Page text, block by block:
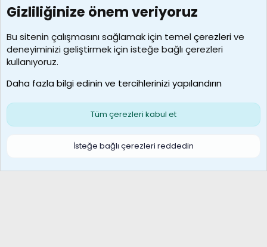
7388
Kullanıcılar
borabekirogluu
Son üye
Çerezler
S
Gizliliğinize önem veriyoruz
Bu sitenin çalışmasını sağlamak için temelçerezlerive
deneyiminizi geliştirmek için isteğe bağlı çerezleri
kullanıyoruz.
Daha fazla bilgi edinin ve tercihlerinizi yapılandırın
Tüm çerezleri kabul et
İsteğe bağlı çerezleri reddedin